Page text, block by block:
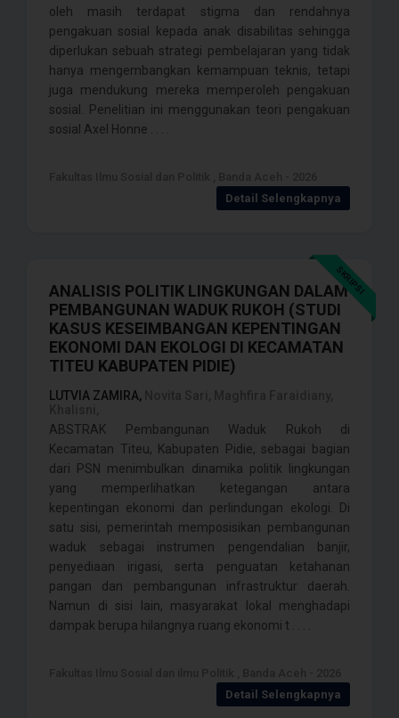
oleh masih terdapat stigma dan rendahnya
pengakuan sosial kepada anak disabilitas sehingga
diperlukan sebuah strategi pembelajaran yang tidak
hanya mengembangkan kemampuan teknis, tetapi
juga mendukung mereka memperoleh pengakuan
sosial. Penelitian ini menggunakan teori pengakuan
sosial Axel Honne . . . .
Detail Selengkapnya
SKRIPSI
ANALISIS POLITIK LINGKUNGAN DALAM
PEMBANGUNAN WADUK RUKOH (STUDI
KASUS KESEIMBANGAN KEPENTINGAN
EKONOMI DAN EKOLOGI DI KECAMATAN
TITEU KABUPATEN PIDIE)
LUTVIA ZAMIRA,
ABSTRAK Pembangunan Waduk Rukoh di
Kecamatan Titeu, Kabupaten Pidie, sebagai bagian
dari PSN menimbulkan dinamika politik lingkungan
yang memperlihatkan ketegangan antara
kepentingan ekonomi dan perlindungan ekologi. Di
satu sisi, pemerintah memposisikan pembangunan
waduk sebagai instrumen pengendalian banjir,
penyediaan irigasi, serta penguatan ketahanan
pangan dan pembangunan infrastruktur daerah.
Namun di sisi lain, masyarakat lokal menghadapi
dampak berupa hilangnya ruang ekonomi t . . . .
Detail Selengkapnya